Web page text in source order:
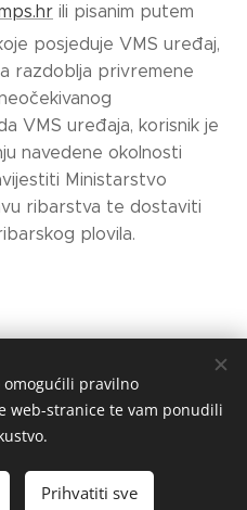
ili pisanim putem
posjeduje VMS uređaj,
razdoblja privremene
VMS uređaja, korisnik je
navedene okolnosti
Ministarstvo
ribarstva te dostaviti
plovila.
Hrvatska
omogućili pravilno
web-stranice te vam ponudili
Prihvatiti sve